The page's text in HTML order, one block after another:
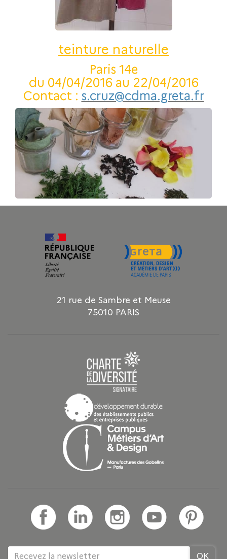
teinture naturelle
Paris 14e
du 04/04/2016 au 22/04/2016
Contact :s.cruz@cdma.greta.fr
21 rue de Sambre et Meuse
75010 PARIS